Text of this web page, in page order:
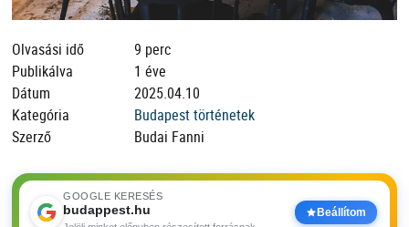
Olvasási idő
9 perc
Publikálva
1 éve
Dátum
2025.04.10
Kategória
Budapest történetek
Szerző
Budai Fanni
GOOGLE KERESÉS
budappest.hu Beállítom